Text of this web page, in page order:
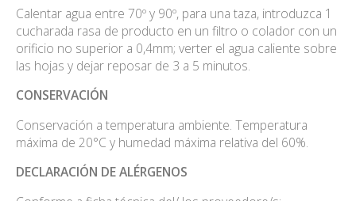
Calentar agua entre 70º y 90º, para una taza, introduzca 1
cucharada rasa de producto en un filtro o colador con un
orificio no superior a 0,4mm; verter el agua caliente sobre
las hojas y dejar reposar de 3 a 5 minutos.
CONSERVACIÓN
Conservación a temperatura ambiente. Temperatura
máxima de 20°C y humedad máxima relativa del 60%.
DECLARACIÓN DE ALÉRGENOS